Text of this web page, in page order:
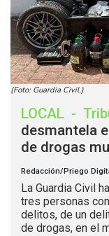
(Foto: Guardia Civil.)
LOCAL -
desmantela
de drogas
Redacción/Priego
La Guardia Civil
tres personas
delitos, de un
de drogas, en el